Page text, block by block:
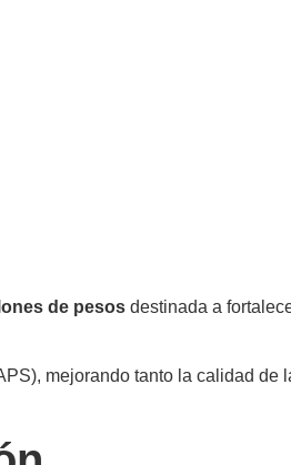
de pesos destinada a
mejorando tanto la calidad